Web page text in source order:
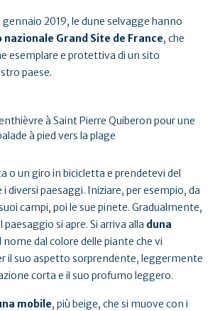
gennaio 2019, le dune selvagge hanno
nazionale Grand Site de France, che
esemplare e protettiva di un sito
paese.
o un giro in bicicletta e prendetevi del
diversi paesaggi. Iniziare, per esempio, da
campi, poi le sue pinete. Gradualmente,
paesaggio si apre. Si arriva alla duna
nome dal colore delle piante che vi
il suo aspetto sorprendente, leggermente
corta e il suo profumo leggero.
mobile, più beige, che si muove con i